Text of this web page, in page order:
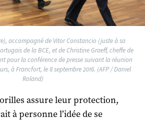
accompagné de Vitor Constancio (juste à sa
de la BCE, et de Christine Graeff, cheffe de
pour la conférence de presse suivant la réunion
à Francfort, le 8 septembre 2016. (AFP / Daniel
Roland)
assure leur protection,
à personne l’idée de se